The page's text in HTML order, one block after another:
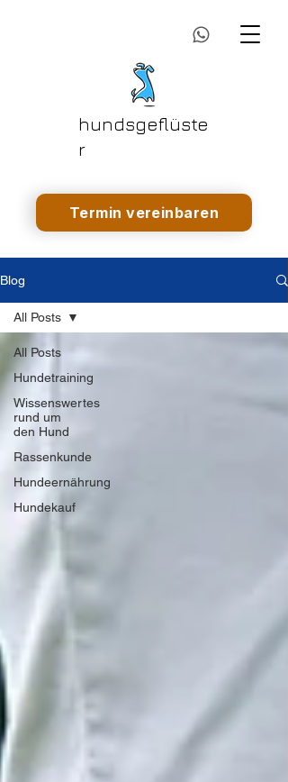
hundsgeflüste
r
Termin vereinbaren
Blog
All Posts
Hundetraining
Wissenswertes
rund um
den Hund
Rassenkunde
Hundeernährung
Hundekauf
All Posts